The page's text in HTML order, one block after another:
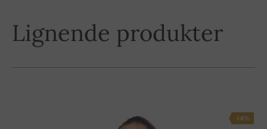
Lignende produkter
-14%